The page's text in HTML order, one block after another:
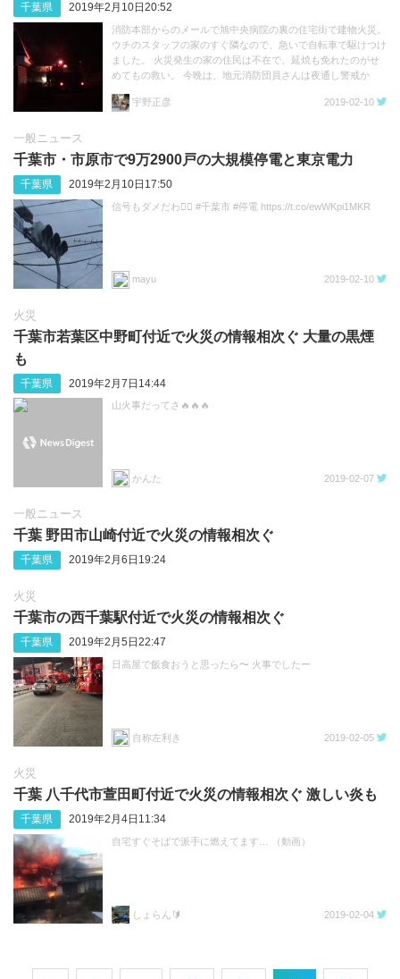
千葉県 2019年2月10日20:52
消防本部からのメールで旭中央病院の裏の住宅街で建物火災。
ウチのスタッフの家のすぐ隣なので、急いで自転車で駆けつけ
ました。 火災発生の家の住民は不在で、延焼も免れたのがせ
めてもの救い。 今晩は、地元消防団員さんは夜通し警戒か
宇野正彦
2019-02-10
一般ニュース
千葉市・市原市で9万2900戸の大規模停電と東京電力
千葉県 2019年2月10日17:50
信号もダメだわ🙅‍♀️ #千葉市 #停電 https://t.co/ewWKpi1MKR
mayu 2019-02-10
火災
千葉市若葉区中野町付近で火災の情報相次ぐ 大量の黒煙
も
千葉県 2019年2月7日14:44
山火事だってさ🔥🔥🔥
かんた 2019-02-07
一般ニュース
千葉 野田市山崎付近で火災の情報相次ぐ
千葉県 2019年2月6日19:24
火災
千葉市の西千葉駅付近で火災の情報相次ぐ
千葉県 2019年2月5日22:47
日高屋で飯食おうと思ったら〜 火事でしたー
自称左利き 2019-02-05
火災
千葉 八千代市萱田町付近で火災の情報相次ぐ 激しい炎も
千葉県 2019年2月4日11:34
自宅すぐそばで派手に燃えてます… （動画）
しょらん🔰 2019-02-04